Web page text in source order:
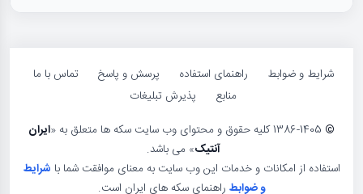
شرایط و ضوابط راهنمای استفاده پرسش و پاسخ
تماس با ما
منابع
پذیرش تبلیغات
©
ایران
آنتیک» می باشد.
استفاده از امکانات و خدمات این وب سایت به معنای موافقت شما با شرایط
و ضوابط راهنمای سکه های ایران است.